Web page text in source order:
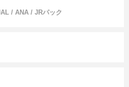
/ ANA / JRパック